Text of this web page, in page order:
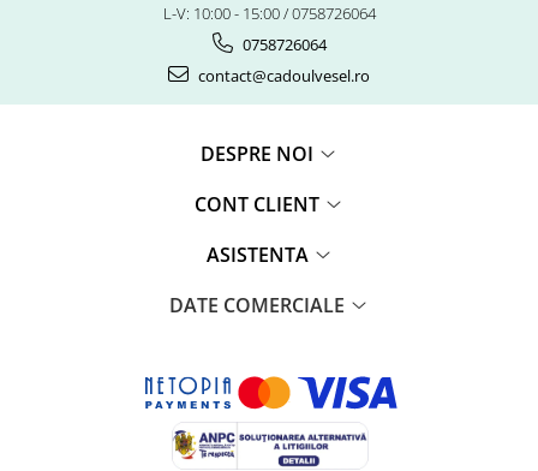
L-V: 10:00 - 15:00 / 0758726064
0758726064
contact@cadoulvesel.ro
DESPRE NOI
CONT CLIENT
ASISTENTA
DATE COMERCIALE